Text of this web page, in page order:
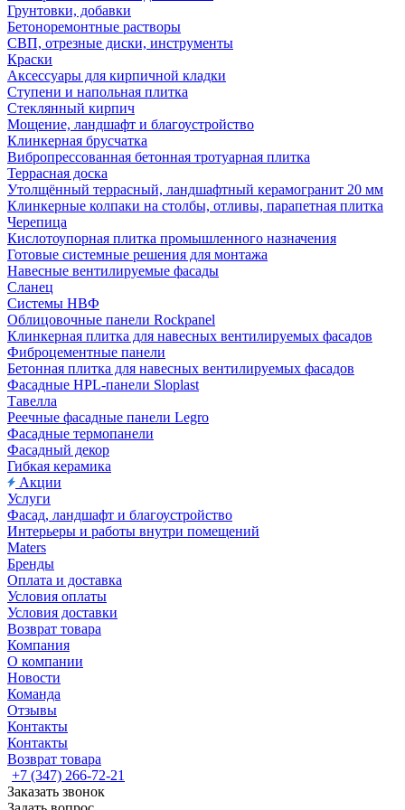
Грунтовки, добавки
Бетоноремонтные растворы
СВП, отрезные диски, инструменты
Краски
Аксессуары для кирпичной кладки
Ступени и напольная плитка
Cтеклянный кирпич
Мощение, ландшафт и благоустройство
Клинкерная брусчатка
Вибропрессованная бетонная тротуарная плитка
Террасная доска
Утолщённый террасный, ландшафтный керамогранит 20 мм
Клинкерные колпаки на столбы, отливы, парапетная плитка
Черепица
Кислотоупорная плитка промышленного назначения
Готовые системные решения для монтажа
Навесные вентилируемые фасады
Сланец
Системы НВФ
Облицовочные панели Rockpanel
Клинкерная плитка для навесных вентилируемых фасадов
Фиброцементные панели
Бетонная плитка для навесных вентилируемых фасадов
Фасадные HPL-панели Sloplast
Тавелла
Реечные фасадные панели Legro
Фасадные термопанели
Фасадный декор
Гибкая керамика
Акции
Услуги
Фасад, ландшафт и благоустройство
Интерьеры и работы внутри помещений
Maters
Бренды
Оплата и доставка
Условия оплаты
Условия доставки
Возврат товара
Компания
О компании
Новости
Команда
Отзывы
Контакты
Контакты
Возврат товара
+7 (347) 266-72-21
Заказать звонок